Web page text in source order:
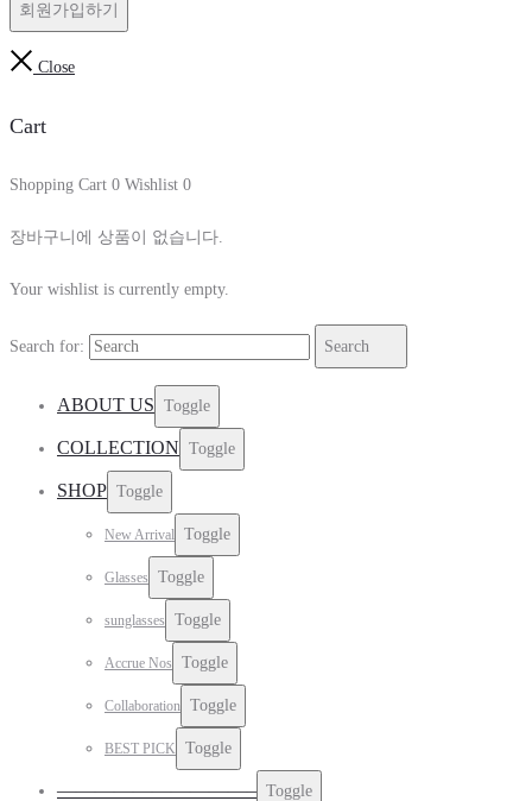
회원가입하기
Close
Cart
Shopping Cart 0 Wishlist 0
장바구니에 상품이 없습니다.
Your wishlist is currently empty.
Search for: Search
ABOUT US Toggle
COLLECTION Toggle
SHOP Toggle
New Arrival Toggle
Glasses Toggle
sunglasses Toggle
Accrue Nos Toggle
Collaboration Toggle
BEST PICK Toggle
——————————– Toggle